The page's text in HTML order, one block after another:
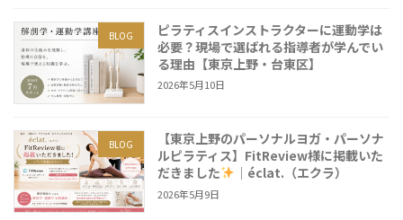
BLOG
ピラティスインストラクターに運動学は
必要？現場で選ばれる指導者が学んでい
る理由【東京上野・台東区】
2026年5月10日
BLOG
【東京上野のパーソナルヨガ・パーソナ
ルピラティス】FitReview様に掲載いた
だきました
｜éclat.（エクラ）
2026年5月9日